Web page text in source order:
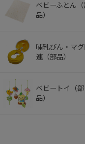
ベビーふとん（
品）
哺乳びん・マグ
連（部品）
ベビートイ（部
品）